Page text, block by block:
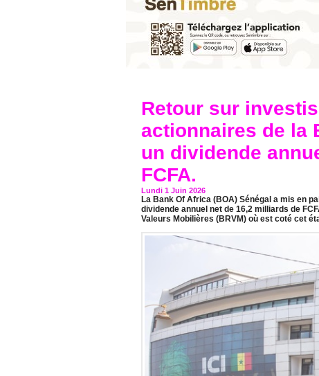
Retour sur
actionnaires de la
un dividende
FCFA.
Lundi 1 Juin 2026
La Bank Of Africa (BOA) Sénégal a mis en
dividende annuel net de 16,2 milliards de
Valeurs Mobilières (BRVM) où est coté cet